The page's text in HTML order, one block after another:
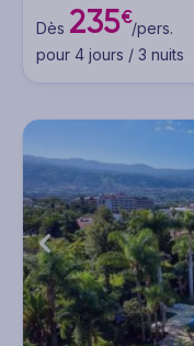
Dès 235€/pers.
pour 4 jours / 3 nuits